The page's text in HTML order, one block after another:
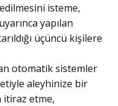
isteme,
yapılan
üçüncü kişilere
otomatik sistemler
aleyhinize bir
itiraz etme,